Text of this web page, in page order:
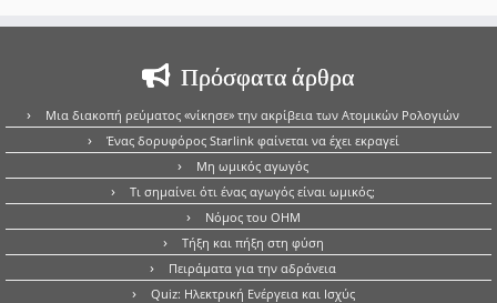
Πρόσφατα άρθρα
Μια διακοπή ρεύματος «νίκησε» την ακρίβεια των Ατομικών Ρολογιών
Ένας δορυφόρος Starlink φαίνεται να έχει εκραγεί
Μη ωμικός αγωγός
Τι σημαίνει ότι ένας αγωγός είναι ωμικός;
Νόμος του OHM
Τήξη και πήξη στη φύση
Πειράματα για την αδράνεια
Quiz: Ηλεκτρική Ενέργεια και Ισχύς